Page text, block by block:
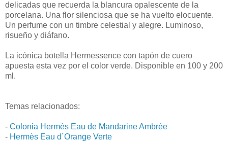
delicadas que recuerda la blancura opalescente de la
porcelana. Una flor silenciosa que se ha vuelto elocuente.
Un perfume con un timbre celestial y alegre. Luminoso,
risueño y diáfano.
La icónica botella Hermessence con tapón de cuero
apuesta esta vez por el color verde. Disponible en 100 y 200
ml.
Temas relacionados:
- Colonia Hermès Eau de Mandarine Ambrée
- Hermès Eau d´Orange Verte